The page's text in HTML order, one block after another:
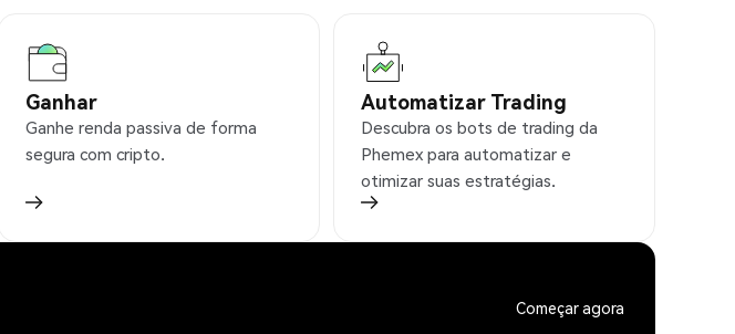
Ganhar
Ganhe renda passiva de forma
segura com cripto.
Automatizar Trading
Descubra os bots de trading da
Phemex para automatizar e
otimizar suas estratégias.
Começar agora